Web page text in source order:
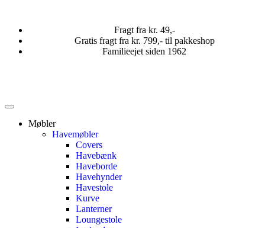
Fragt fra kr. 49,-
Gratis fragt fra kr. 799,- til pakkeshop
Familieejet siden 1962
Møbler
Havemøbler
Covers
Havebænk
Haveborde
Havehynder
Havestole
Kurve
Lanterner
Loungestole